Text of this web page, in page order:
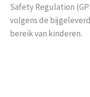
Safety Regulation
volgens de
bereik van kinderen.